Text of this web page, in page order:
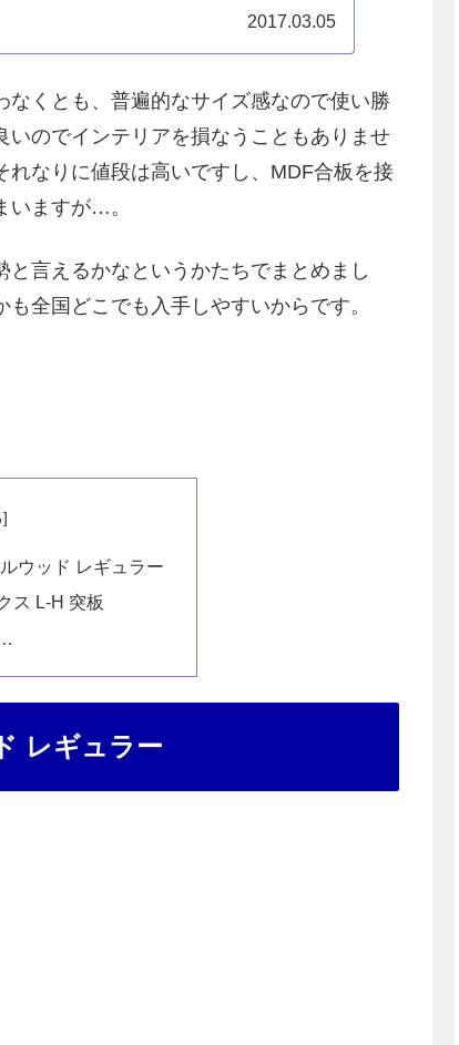
2017.03.05
くとも、普遍的なサイズ感なので使い勝
のでインテリアを損なうこともありませ
なりに値段は高いですし、MDF合板を接
いますが…。
言えるかなというかたちでまとめまし
全国どこでも入手しやすいからです。
ウッド レギュラー
ス L-H 突板
レギュラー